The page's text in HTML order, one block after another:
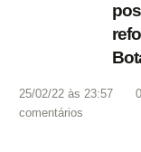
25/02/22 às 23:57
0
comentários